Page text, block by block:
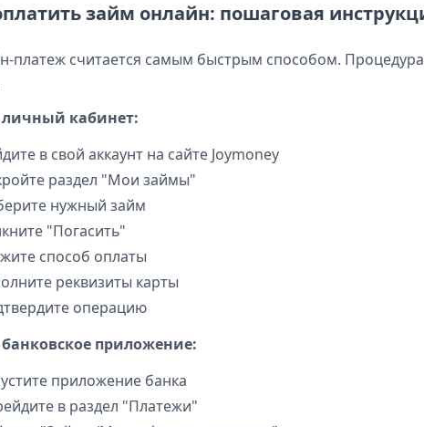
займ онлайн: пошаговая
платеж считается самым быстрым способом.
личный кабинет:
в свой аккаунт на сайте Joymoney
раздел "Мои займы"
нужный займ
"Погасить"
способ оплаты
реквизиты карты
операцию
приложение:
приложение банка
в раздел "Платежи"